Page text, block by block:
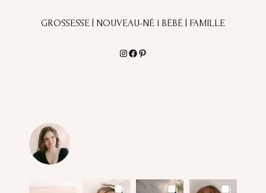
GROSSESSE | NOUVEAU-NÉ l BÉBÉ | FAMILLE
Instagram
Facebook
Pinterest